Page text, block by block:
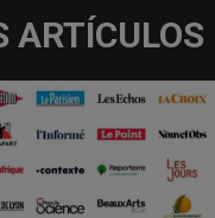
ARTÍCULOS